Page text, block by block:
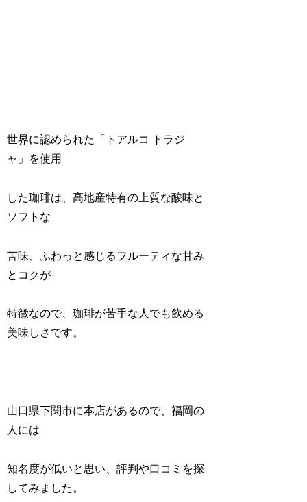
世界に認められた「トアルコ トラジ
ャ」を使用
した珈琲は、高地産特有の上質な酸味と
ソフトな
苦味、ふわっと感じるフルーティな甘み
とコクが
特徴なので、珈琲が苦手な人でも飲める
美味しさです。
山口県下関市に本店があるので、福岡の
人には
知名度が低いと思い、評判や口コミを探
してみました。